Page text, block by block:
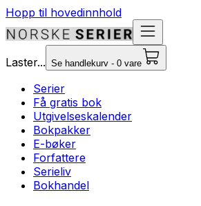
Hopp til hovedinnhold
Laster... Se handlekurv - 0 vare
Serier
Få gratis bok
Utgivelseskalender
Bokpakker
E-bøker
Forfattere
Serieliv
Bokhandel